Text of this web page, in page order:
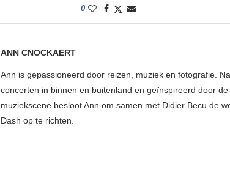
0
ANN CNOCKAERT
Ann is gepassioneerd door reizen, muziek en fotografie.
concerten in binnen en buitenland en geïnspireerd door
muziekscene besloot Ann om samen met Didier Becu de
Dash op te richten.